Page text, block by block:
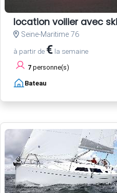
location voilier avec
Seine-Maritime 76
à partir de € la semaine
7 personne(s)
Bateau